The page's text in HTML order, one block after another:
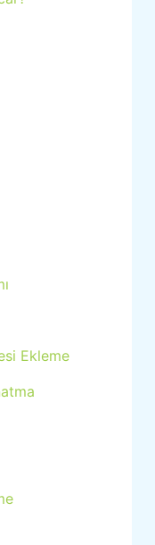
Ekleme